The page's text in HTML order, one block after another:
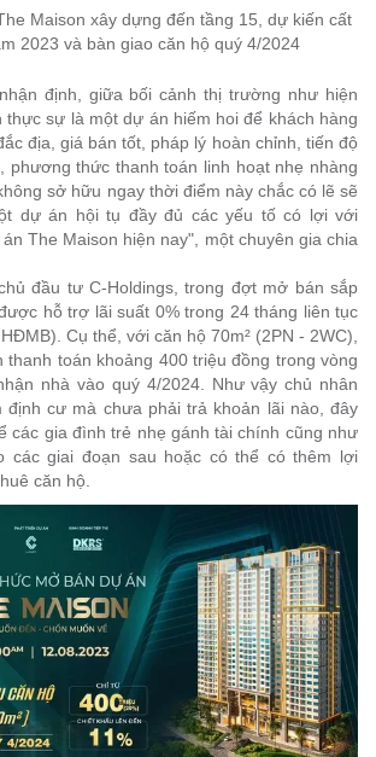
Maison xây dựng đến tầng 15, dự kiến cất
2023 và bàn giao căn hộ quý 4/2024
định, giữa bối cảnh thị trường như hiện
thực sự là một dự án hiếm hoi để khách hàng
địa, giá bán tốt, pháp lý hoàn chỉnh, tiến độ
phương thức thanh toán linh hoạt nhẹ nhàng
sở hữu ngay thời điểm này chắc có lẽ sẽ
dự án hội tụ đầy đủ các yếu tố có lợi với
The Maison hiện nay", một chuyên gia chia
đầu tư C-Holdings, trong đợt mở bán sắp
hỗ trợ lãi suất 0% trong 24 tháng liên tục
Cụ thể, với căn hộ 70m² (2PN - 2WC),
thanh toán khoảng 400 triệu đồng trong vòng
nhà vào quý 4/2024. Như vậy chủ nhân
định cư mà chưa phải trả khoản lãi nào, đây
các gia đình trẻ nhẹ gánh tài chính cũng như
các giai đoạn sau hoặc có thể có thêm lợi
căn hộ.